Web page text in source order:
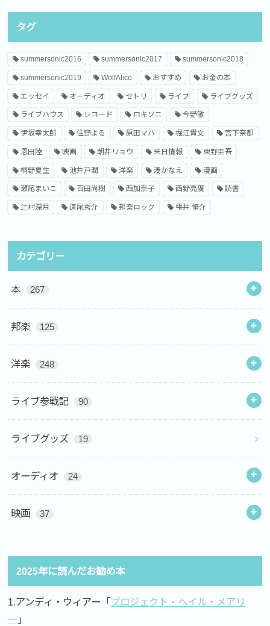
タグ
summersonic2016 summersonic2017 summersonic2018
summersonic2019 WolfAlice おすすめ お金の本
エッセイ オーディオ セトリ ライブ ライブグッズ
ライブハウス レコード ロキソニ 今野敏
伊坂幸太郎 住野よる 原田マハ 堀江貴文 宮下奈都
恩田陸 映画 朝井リョウ 来日情報 東野圭吾
桐野夏生 池井戸潤 洋楽 湊かなえ 漫画
瀬尾まいこ 百田尚樹 西加奈子 西野亮廣 読書
辻村深月 道尾秀介 邦楽ロック 雫井 脩介
カテゴリー
本 267
邦楽 125
洋楽 248
ライブ参戦記 90
ライブグッズ 19
オーディオ 24
映画 37
2025年に読んだお勧め本
1.アンディ・ウィアー「プロジェクト・ヘイル・メアリ
ー 」